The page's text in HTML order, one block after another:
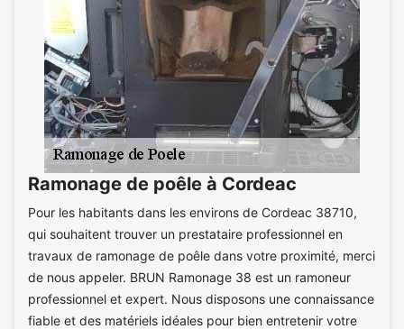
Ramonage de poêle à Cordeac
Pour les habitants dans les environs de Cordeac 38710,
qui souhaitent trouver un prestataire professionnel en
travaux de ramonage de poêle dans votre proximité, merci
de nous appeler. BRUN Ramonage 38 est un ramoneur
professionnel et expert. Nous disposons une connaissance
fiable et des matériels idéales pour bien entretenir votre